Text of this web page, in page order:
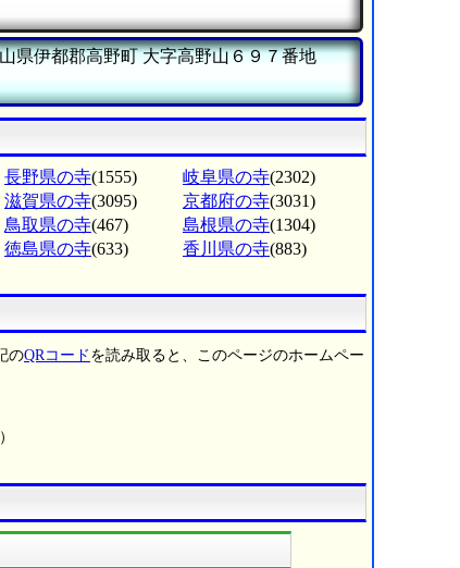
県伊都郡高野町大字高野山６９７番地
長野県の寺(1555) 岐阜県の寺(2302)
滋賀県の寺(3095) 京都府の寺(3031)
鳥取県の寺(467) 島根県の寺(1304)
徳島県の寺(633) 香川県の寺(883)
のQRコード を読み取ると、このページのホームペー